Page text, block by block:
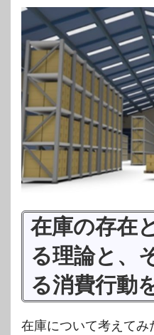
在庫の存在
る理論と、
る消費行動
在庫について考えて